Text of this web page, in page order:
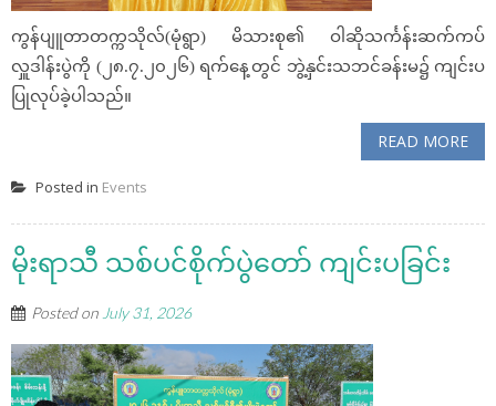
ကွန်ပျူတာတက္ကသိုလ်(မုံရွာ) မိသားစု၏ ဝါဆိုသင်္ကန်းဆက်ကပ်
လှူဒါန်းပွဲကို (၂၈.၇.၂၀၂၆) ရက်နေ့တွင် ဘွဲ့နှင်းသဘင်ခန်းမ၌ ကျင်းပ
ပြုလုပ်ခဲ့ပါသည်။
READ MORE
Posted in Events
မိုးရာသီ သစ်ပင်စိုက်ပွဲတော် ကျင်းပခြင်း
Posted onJuly 31, 2026